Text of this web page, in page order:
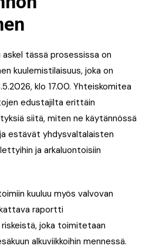
tässä prosessissa on
kuulemistilaisuus, joka on
klo 17.00. Yhteiskomitea
edustajilta erittäin
siitä, miten ne käytännössä
estävät yhdysvaltalaisten
ja arkaluontoisiin
kuuluu myös valvovan
raportti
joka toimitetaan
alkuviikkoihin mennessä.